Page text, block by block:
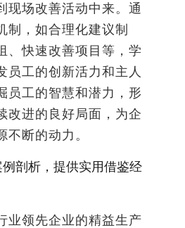
现场改善活动中来。通
制，如合理化建议制
、快速改善项目等，学
员工的创新活力和主人
员工的智慧和潜力，形
改进的良好局面，为企
不断的动力。
例剖析，提供实用借鉴经
业领先企业的精益生产